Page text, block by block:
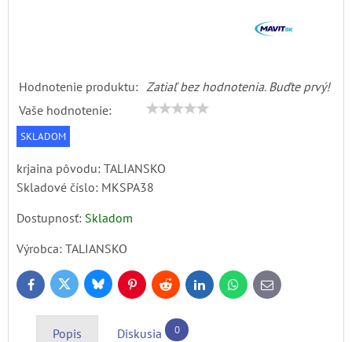
Hodnotenie produktu: Zatiaľ bez hodnotenia. Buďte prvý!
Vaše hodnotenie:
SKLADOM
krjaina pôvodu: TALIANSKO
Skladové číslo: MKSPA38
Dostupnosť: Skladom
Výrobca: TALIANSKO
FacebookTwitter BlueskyPinterestReddit LinkedInWhatsApp
E-
mail
Popis Diskusia 0